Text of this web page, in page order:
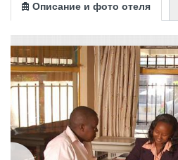
Описание и фото отеля